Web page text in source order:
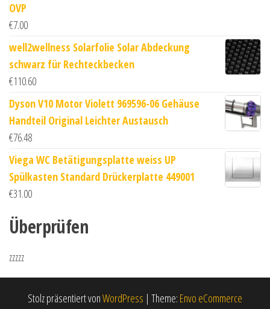
OVP
€7.00
well2wellness Solarfolie Solar Abdeckung
schwarz für Rechteckbecken
€110.60
Dyson V10 Motor Violett 969596-06 Gehäuse
Handteil Original Leichter Austausch
€76.48
Viega WC Betätigungsplatte weiss UP
Spülkasten Standard Drückerplatte 449001
€31.00
Überprüfen
zzzzz
Stolz präsentiert vonWordPress | Theme: Envo eCommerce